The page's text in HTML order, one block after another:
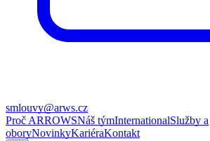
smlouvy@arws.cz
Proč ARROWSNáš týmInternationalSlužby a
oboryNovinkyKariéraKontakt